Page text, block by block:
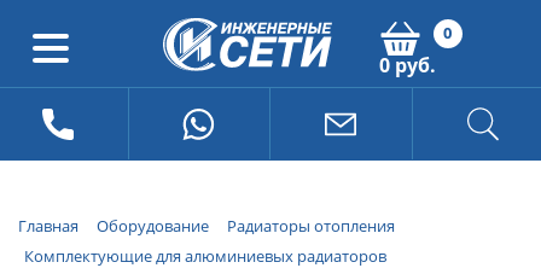
0
0 руб.
Главная Оборудование
Радиаторы отопления
Комплектующие для алюминиевых радиаторов